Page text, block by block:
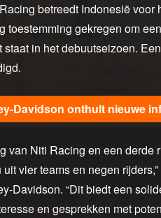
betreedt Indonesië
toestemming gekregen om
staat in het debuutseizoen.
Davidson onthult nieuwe
van Niti Racing en een
vier teams en negen
Davidson. “Dit biedt een
en gesprekken met